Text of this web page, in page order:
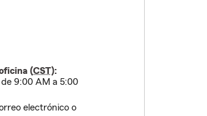
(CST):
9:00 AM a 5:00
electrónico o